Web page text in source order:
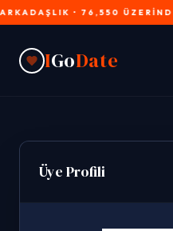
• 76,550 ÜZERİNDE
IGoDate
Üye Profili